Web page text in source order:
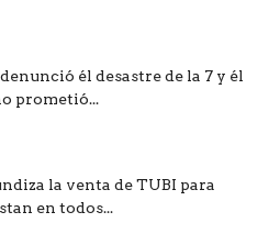
él desastre de la 7 y él
prometió...
la venta de TUBI para
en todos...